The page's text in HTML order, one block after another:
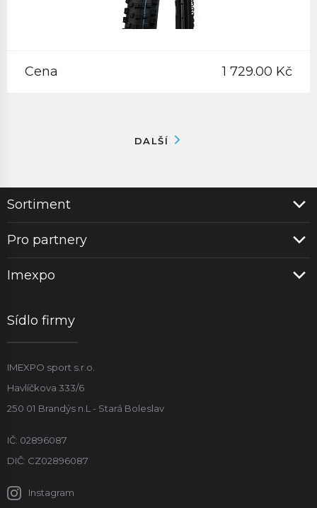
Cena 1 729.00 Kč
DALŠÍ
Sortiment
Pro partnery
Imexpo
Sídlo firmy
IMEXPO sport s.r.o.
Havlíčkova 333/6
250 01 Brandýs n.L - Stará Boleslav
IČ: 02896087
DIČ: CZ02896087
Instagram